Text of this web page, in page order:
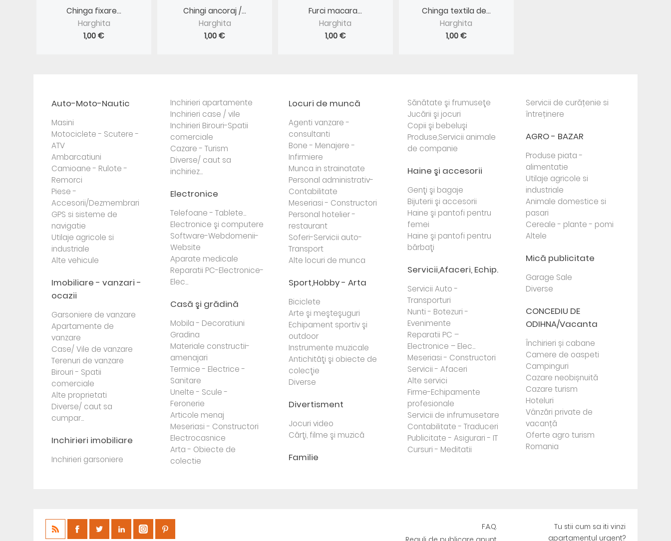
Chinga fixare...
Harghita
1,00 €
Chingi ancoraj /...
Harghita
1,00 €
Furci macara...
Harghita
1,00 €
Chinga textila de...
Harghita
1,00 €
Auto-Moto-Nautic
Masini
Motociclete - Scutere -
ATV
Ambarcatiuni
Camioane - Rulote -
Remorci
Piese -
Accesorii/Dezmembrari
GPS si sisteme de
navigatie
Utilaje agricole si
industriale
Alte vehicule
Imobiliare - vanzari -
ocazii
Garsoniere de vanzare
Apartamente de
vanzare
Case/ Vile de vanzare
Terenuri de vanzare
Birouri - Spatii
comerciale
Alte proprietati
Diverse/ caut sa
cumpar...
Inchirieri imobiliare
Inchirieri garsoniere
Inchirieri apartamente
Inchirieri case / vile
Inchirieri Birouri-Spatii
comerciale
Cazare - Turism
Diverse/ caut sa
inchiriez...
Electronice
Telefoane - Tablete...
Electronice şi computere
Software-Webdomenii-
Website
Aparate medicale
Reparatii PC-Electronice-
Elec...
Casă şi grădină
Mobila - Decoratiuni
Gradina
Materiale constructii-
amenajari
Termice - Electrice -
Sanitare
Unelte - Scule -
Feronerie
Articole menaj
Meseriasi - Constructori
Electrocasnice
Arta - Obiecte de
colectie
Locuri de muncă
Agenti vanzare -
consultanti
Bone - Menajere -
Infirmiere
Munca in strainatate
Personal administrativ-
Contabilitate
Meseriasi - Constructori
Personal hotelier -
restaurant
Soferi-Servicii auto-
Transport
Alte locuri de munca
Sport,Hobby - Arta
Biciclete
Arte şi meşteşuguri
Echipament sportiv şi
outdoor
Instrumente muzicale
Antichităţi şi obiecte de
colecţie
Diverse
Divertisment
Jocuri video
Cărţi, filme şi muzică
Familie
Sănătate şi frumuseţe
Jucării şi jocuri
Copii şi bebeluşi
Produse,Servicii animale
de companie
Haine şi accesorii
Genţi şi bagaje
Bijuterii şi accesorii
Haine şi pantofi pentru
femei
Haine şi pantofi pentru
bărbaţi
Servicii,Afaceri, Echip.
Servicii Auto -
Transporturi
Nunti - Botezuri -
Evenimente
Reparatii PC –
Electronice – Elec...
Meseriasi - Constructori
Servicii - Afaceri
Alte servici
Firme-Echipamente
profesionale
Servicii de infrumusetare
Contabilitate - Traduceri
Publicitate - Asigurari - IT
Cursuri - Meditatii
Servicii de curățenie si
întreținere
AGRO - BAZAR
Produse piata -
alimentatie
Utilaje agricole si
industriale
Animale domestice si
pasari
Cereale - plante - pomi
Altele
Mică publicitate
Garage Sale
Diverse
CONCEDIU DE
ODIHNA/Vacanta
Închirieri și cabane
Camere de oaspeti
Campinguri
Cazare neobișnuită
Cazare turism
Hoteluri
Vânzări private de
vacanță
Oferte agro turism
Romania
F.A.Q.
Tu stii cum sa iti vinzi
apartamentul urgent?